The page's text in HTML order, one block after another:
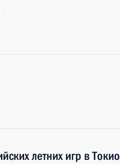
летних игр в Токио